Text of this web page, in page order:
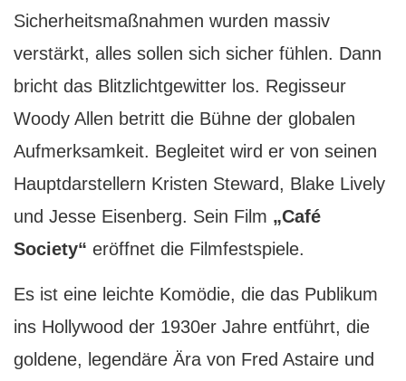
Sicherheitsmaßnahmen wurden massiv
verstärkt, alles sollen sich sicher fühlen. Dann
bricht das Blitzlichtgewitter los. Regisseur
Woody Allen betritt die Bühne der globalen
Aufmerksamkeit. Begleitet wird er von seinen
Hauptdarstellern Kristen Steward, Blake Lively
und Jesse Eisenberg. Sein Film „Café
Society“ eröffnet die Filmfestspiele.
Es ist eine leichte Komödie, die das Publikum
ins Hollywood der 1930er Jahre entführt, die
goldene, legendäre Ära von Fred Astaire und